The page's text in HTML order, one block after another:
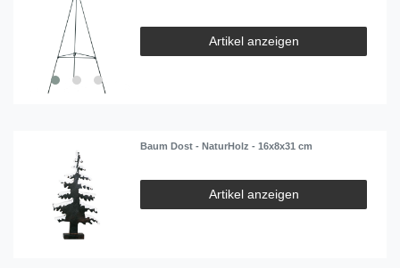
Artikel anzeigen
Baum Dost - NaturHolz - 16x8x31 cm
Artikel anzeigen